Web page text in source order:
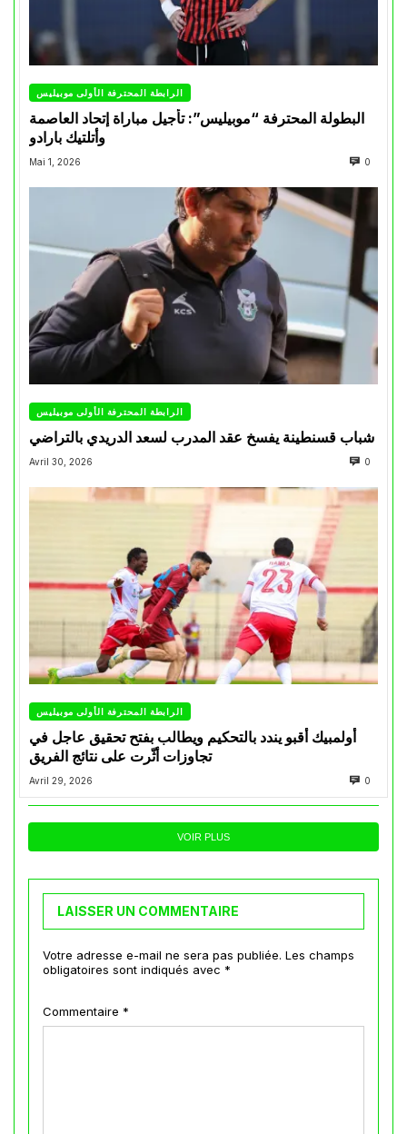
الرابطة المحترفة الأولى موبيليس
البطولة المحترفة “موبيليس”: تأجيل مباراة إتحاد العاصمة
وأتلتيك بارادو
Mai 1, 2026 0
الرابطة المحترفة الأولى موبيليس
شباب قسنطينة يفسخ عقد المدرب لسعد الدريدي بالتراضي
Avril 30, 2026 0
الرابطة المحترفة الأولى موبيليس
أولمبيك أقبو يندد بالتحكيم ويطالب بفتح تحقيق عاجل في
تجاوزات أثّرت على نتائج الفريق
Avril 29, 2026 0
VOIR PLUS
LAISSER UN COMMENTAIRE
Votre adresse e-mail ne sera pas publiée. Les champs
obligatoires sont indiqués avec *
Commentaire *